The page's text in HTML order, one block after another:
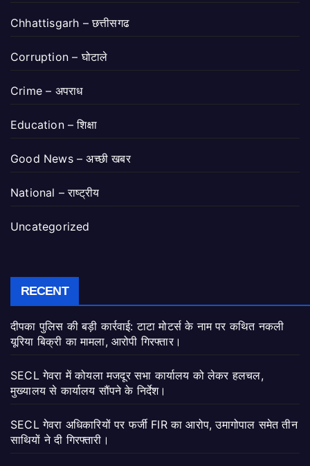
Chhattisgarh – छत्तीसगढ
Corruption – घोटाले
Crime – अपराध
Education – शिक्षा
Good News – अच्छी खबर
National – राष्ट्रीय
Uncategorized
RECENT
दीपका पुलिस की बड़ी कार्रवाई: टाटा मोटर्स के नाम पर कथित नकली
यूरिया बिक्री का मामला, आरोपी गिरफ्तार।
SECL गेवरा में कोयला मजदूर सभा कार्यालय को लेकर हलचल,
मुख्यालय से कार्यालय सौंपने के निर्देश।
SECL गेवरा अधिकारियों पर फर्जी FIR का आरोप, उमागोपाल समेत तीन
साथियों ने दी गिरफ्तारी।